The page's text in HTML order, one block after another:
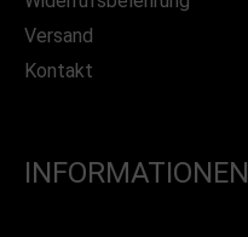
Versand
Kontakt
INFORMATIONEN